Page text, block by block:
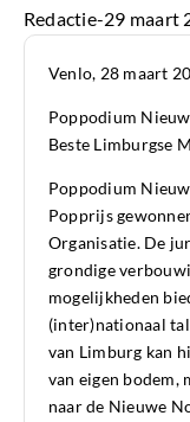
Redactie-29 maart
Venlo, 28 maart
Poppodium
Beste Limburgse
Poppodium
Popprijs
Organisatie. De
grondige
mogelijkheden
(inter)nationaal
van Limburg kan
van eigen bodem,
naar de Nieuwe